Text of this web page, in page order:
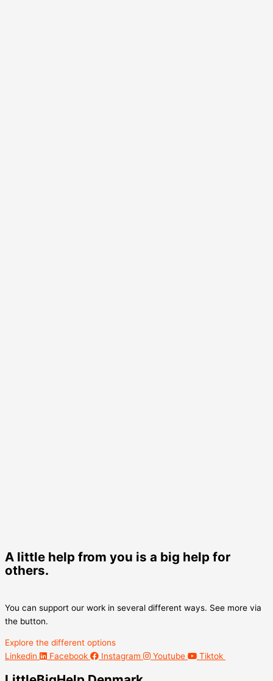
A little help from you is a big help for
others.
You can support our work in several different ways. See more via
the button.
Explore the different options
Linkedin
Facebook Instagram Youtube Tiktok